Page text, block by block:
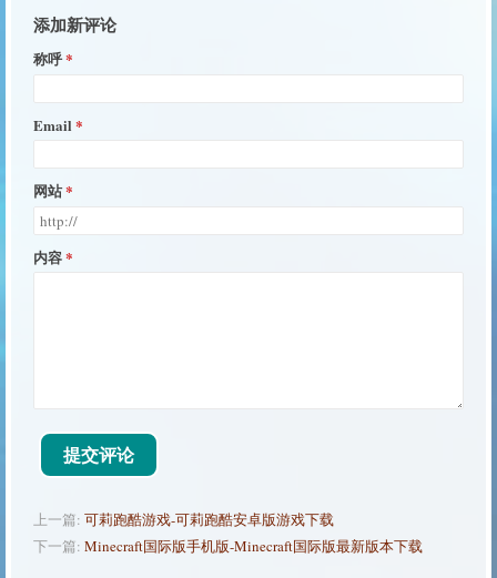
添加新评论
称呼
Email
网站
内容
提交评论
上一篇: 可莉跑酷游戏-可莉跑酷安卓版游戏下载
下一篇: Minecraft国际版手机版-Minecraft国际版最新版本下载